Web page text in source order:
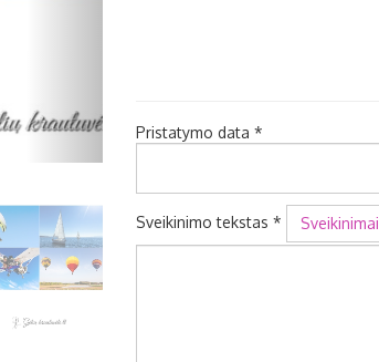
Pristatymo data *
Sveikinimo tekstas * Sveikinimai